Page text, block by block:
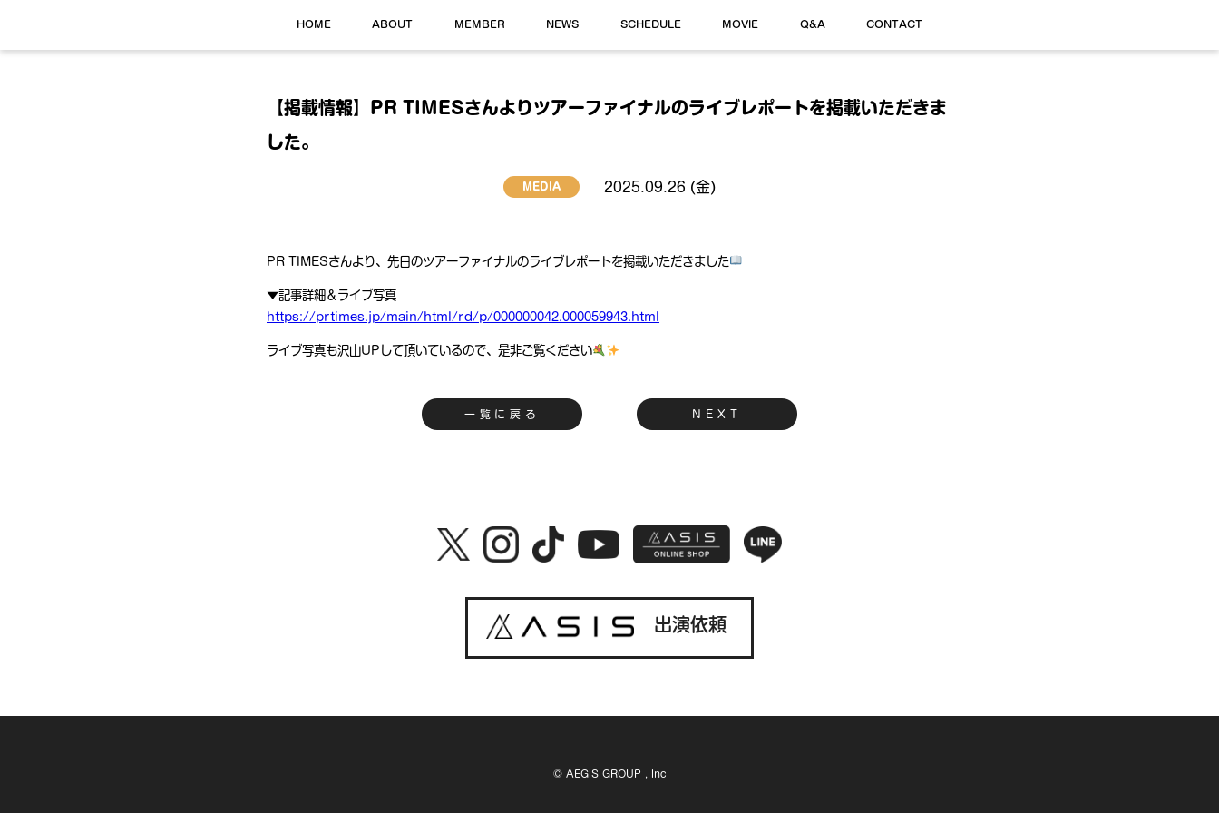
HOME ABOUT MEMBER NEWS SCHEDULE MOVIE Q&A CONTACT
【掲載情報】PR TIMESさんよりツアーファイナルのライブレポートを掲載いただきま
した。
MEDIA 2025.09.26 (金)
PR TIMESさんより、先日のツアーファイナルのライブレポートを掲載いただきました
▼記事詳細＆ライブ写真
https://prtimes.jp/main/html/rd/p/000000042.000059943.html
ライブ写真も沢山UPして頂いているので、是非ご覧ください
一覧に戻る NEXT
出演依頼
© AEGIS GROUP , Inc